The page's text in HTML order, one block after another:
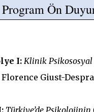
Program Ön
I: Klinik Psikososyal
Florence Giust-